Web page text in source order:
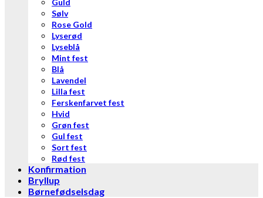
Guld
Sølv
Rose Gold
Lyserød
Lyseblå
Mint fest
Blå
Lavendel
Lilla fest
Ferskenfarvet fest
Hvid
Grøn fest
Gul fest
Sort fest
Rød fest
Konfirmation
Bryllup
Børnefødselsdag